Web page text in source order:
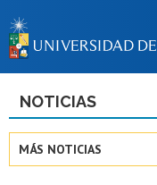
NOTICIAS
MÁS NOTICIAS